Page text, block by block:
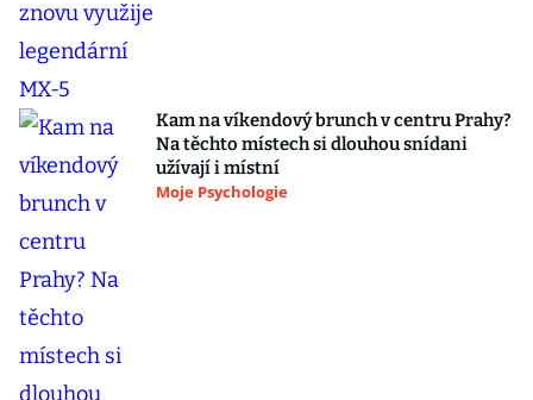
Kam na víkendový brunch v centru Prahy?
Na těchto místech si dlouhou snídani
užívají i místní
Moje Psychologie